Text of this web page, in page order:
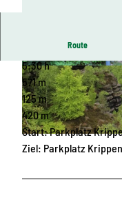
© Yvonne Brückner,
© Yvonne Brückner,
Route
5:30 h
571 m
125 m
420 m
Start: Parkplatz
Ziel: Parkplatz Krippen